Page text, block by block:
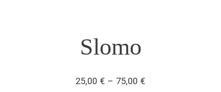
Slomo
25,00 € – 75,00 €